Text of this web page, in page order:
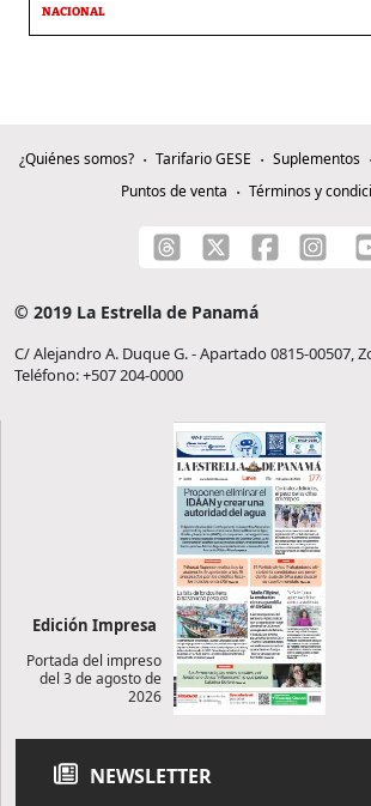
NACIONAL
¿Quiénes somos? Tarifario GESE Suplementos
Puntos de venta
Términos y
© 2019 La Estrella de Panamá
C/ Alejandro A. Duque G. - Apartado 0815-00507,
Teléfono: +507 204-0000
Edición Impresa
Portada del impreso
del 3 de agosto de
2026
NEWSLETTER